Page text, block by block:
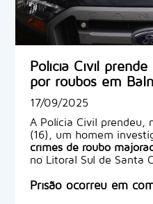
Polícia Civil
por roubos em
17/09/2025
A Polícia Civil prendeu,
(16), um homem
crimes de roubo
no Litoral Sul de Santa
Prisão ocorreu em